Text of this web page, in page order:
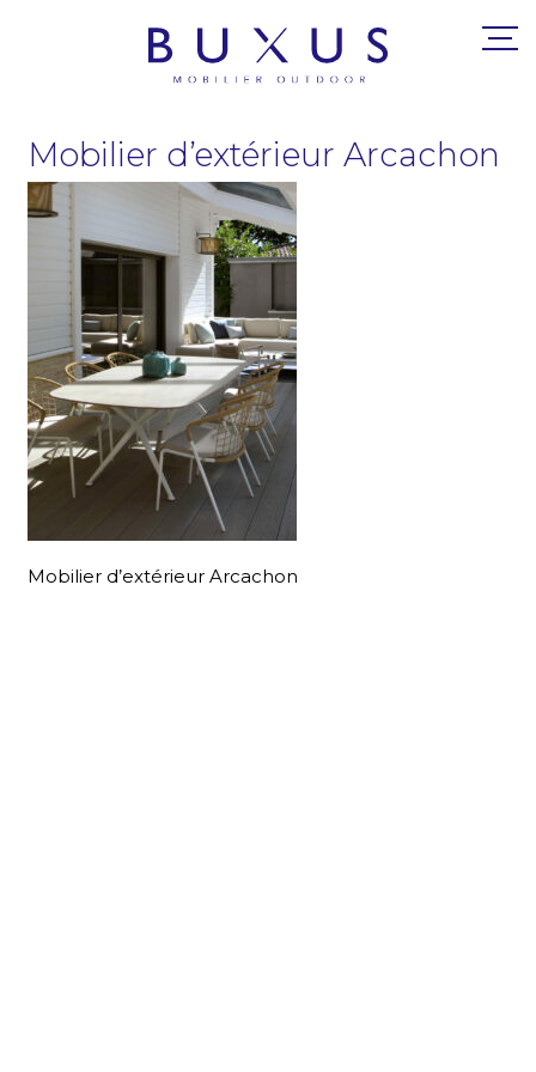
Mobilier d’extérieur Arcachon
Mobilier d’extérieur Arcachon